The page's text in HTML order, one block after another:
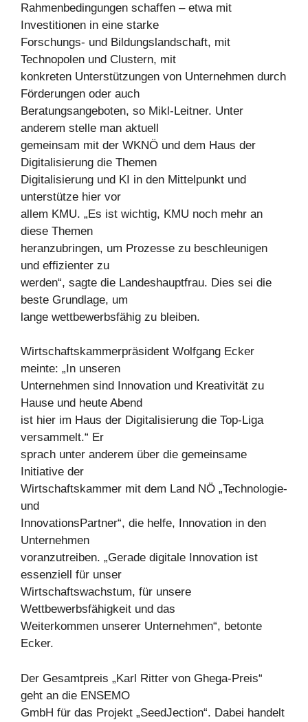
Rahmenbedingungen schaffen – etwa mit
Investitionen in eine starke
Forschungs- und Bildungslandschaft, mit
Technopolen und Clustern, mit
konkreten Unterstützungen von Unternehmen durch
Förderungen oder auch
Beratungsangeboten, so Mikl-Leitner. Unter
anderem stelle man aktuell
gemeinsam mit der WKNÖ und dem Haus der
Digitalisierung die Themen
Digitalisierung und KI in den Mittelpunkt und
unterstütze hier vor
allem KMU. „Es ist wichtig, KMU noch mehr an
diese Themen
heranzubringen, um Prozesse zu beschleunigen
und effizienter zu
werden“, sagte die Landeshauptfrau. Dies sei die
beste Grundlage, um
lange wettbewerbsfähig zu bleiben.
Wirtschaftskammerpräsident Wolfgang Ecker
meinte: „In unseren
Unternehmen sind Innovation und Kreativität zu
Hause und heute Abend
ist hier im Haus der Digitalisierung die Top-Liga
versammelt.“ Er
sprach unter anderem über die gemeinsame
Initiative der
Wirtschaftskammer mit dem Land NÖ „Technologie-
und
InnovationsPartner“, die helfe, Innovation in den
Unternehmen
voranzutreiben. „Gerade digitale Innovation ist
essenziell für unser
Wirtschaftswachstum, für unsere
Wettbewerbsfähigkeit und das
Weiterkommen unserer Unternehmen“, betonte
Ecker.
Der Gesamtpreis „Karl Ritter von Ghega-Preis“
geht an die ENSEMO
GmbH für das Projekt „SeedJection“. Dabei handelt